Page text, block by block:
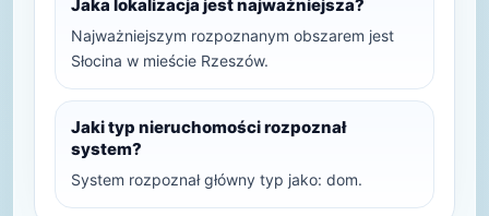
Jaka lokalizacja jest najważniejsza?
Najważniejszym rozpoznanym obszarem jest
Słocina w mieście Rzeszów.
Jaki typ nieruchomości rozpoznał
system?
System rozpoznał główny typ jako: dom.